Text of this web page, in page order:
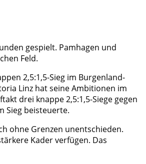
gespielt. Pamhagen und
Feld.
2,5:1,5-Sieg im Burgenland-
Linz hat seine Ambitionen im
drei knappe 2,5:1,5-Siege gegen
Sieg beisteuerte.
ohne Grenzen unentschieden.
Kader verfügen. Das